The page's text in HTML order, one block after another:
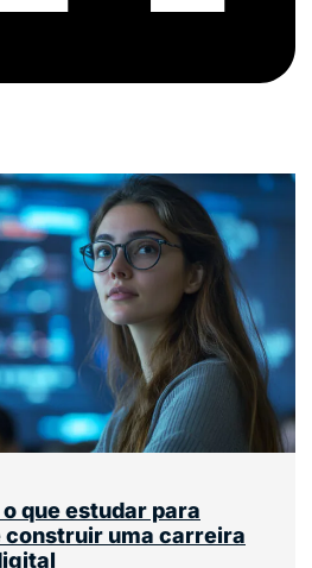
que estudar para
construir uma carreira